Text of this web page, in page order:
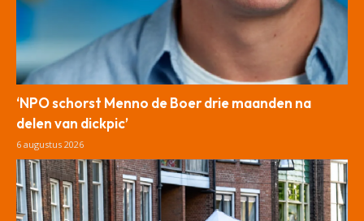
‘NPO schorst Menno de Boer drie maanden na
delen van dickpic’
6 augustus 2026